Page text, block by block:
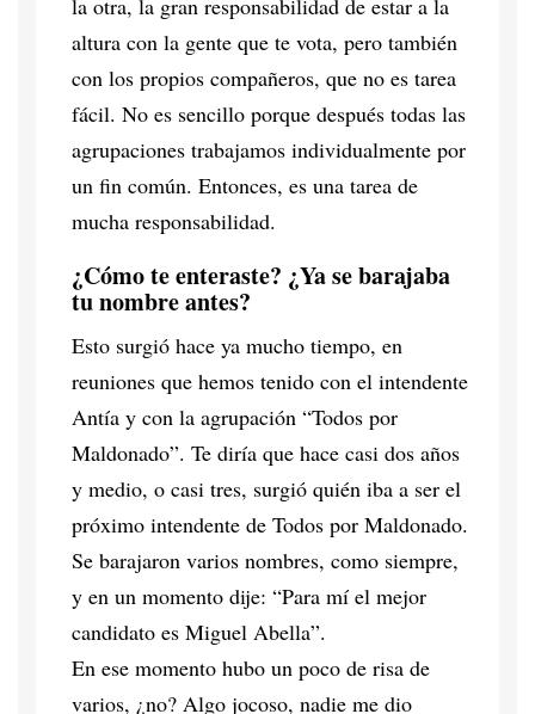
la otra, la gran responsabilidad de estar a la
altura con la gente que te vota, pero también
con los propios compañeros, que no es tarea
fácil. No es sencillo porque después todas las
agrupaciones trabajamos individualmente por
un fin común. Entonces, es una tarea de
mucha responsabilidad.
¿Cómo te enteraste? ¿Ya se barajaba
tu nombre antes?
Esto surgió hace ya mucho tiempo, en
reuniones que hemos tenido con el intendente
Antía y con la agrupación “Todos por
Maldonado”. Te diría que hace casi dos años
y medio, o casi tres, surgió quién iba a ser el
próximo intendente de Todos por Maldonado.
Se barajaron varios nombres, como siempre,
y en un momento dije: “Para mí el mejor
candidato es Miguel Abella”.
En ese momento hubo un poco de risa de
varios, ¿no? Algo jocoso, nadie me dio